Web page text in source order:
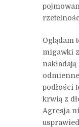
Oglądam
migawki
podłości
krwią z
Agresja